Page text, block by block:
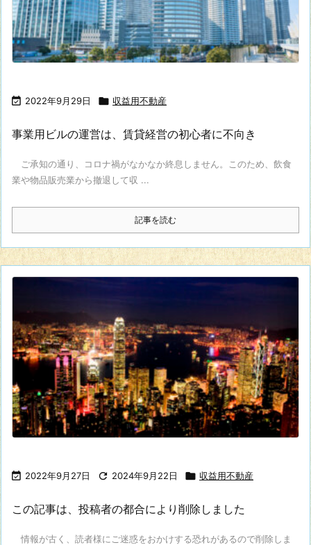
 2022年9月29日  収益用不動産
事業用ビルの運営は、賃貸経営の初心者に不向き
ご承知の通り、コロナ禍がなかなか終息しません。このため、飲食
業や物品販売業から撤退して収 ...
記事を読む
 2022年9月27日  2024年9月22日  収益用不動産
この記事は、投稿者の都合により削除しました
情報が古く、読者様にご迷惑をおかけする恐れがあるので削除しま